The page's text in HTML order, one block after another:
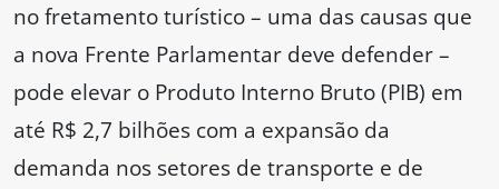
no fretamento turístico – uma das causas que
a nova Frente Parlamentar deve defender –
pode elevar o Produto Interno Bruto (PIB) em
até R$ 2,7 bilhões com a expansão da
demanda nos setores de transporte e de